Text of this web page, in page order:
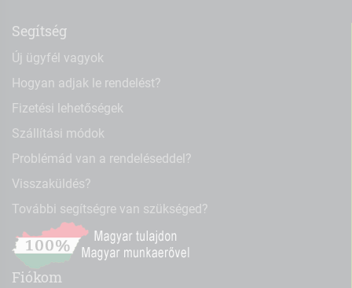
Segítség
Új ügyfél vagyok
Hogyan adjak le rendelést?
Fizetési lehetőségek
Szállítási módok
Problémád van a rendeléseddel?
Visszaküldés?
További segítségre van szükséged?
Fiókom